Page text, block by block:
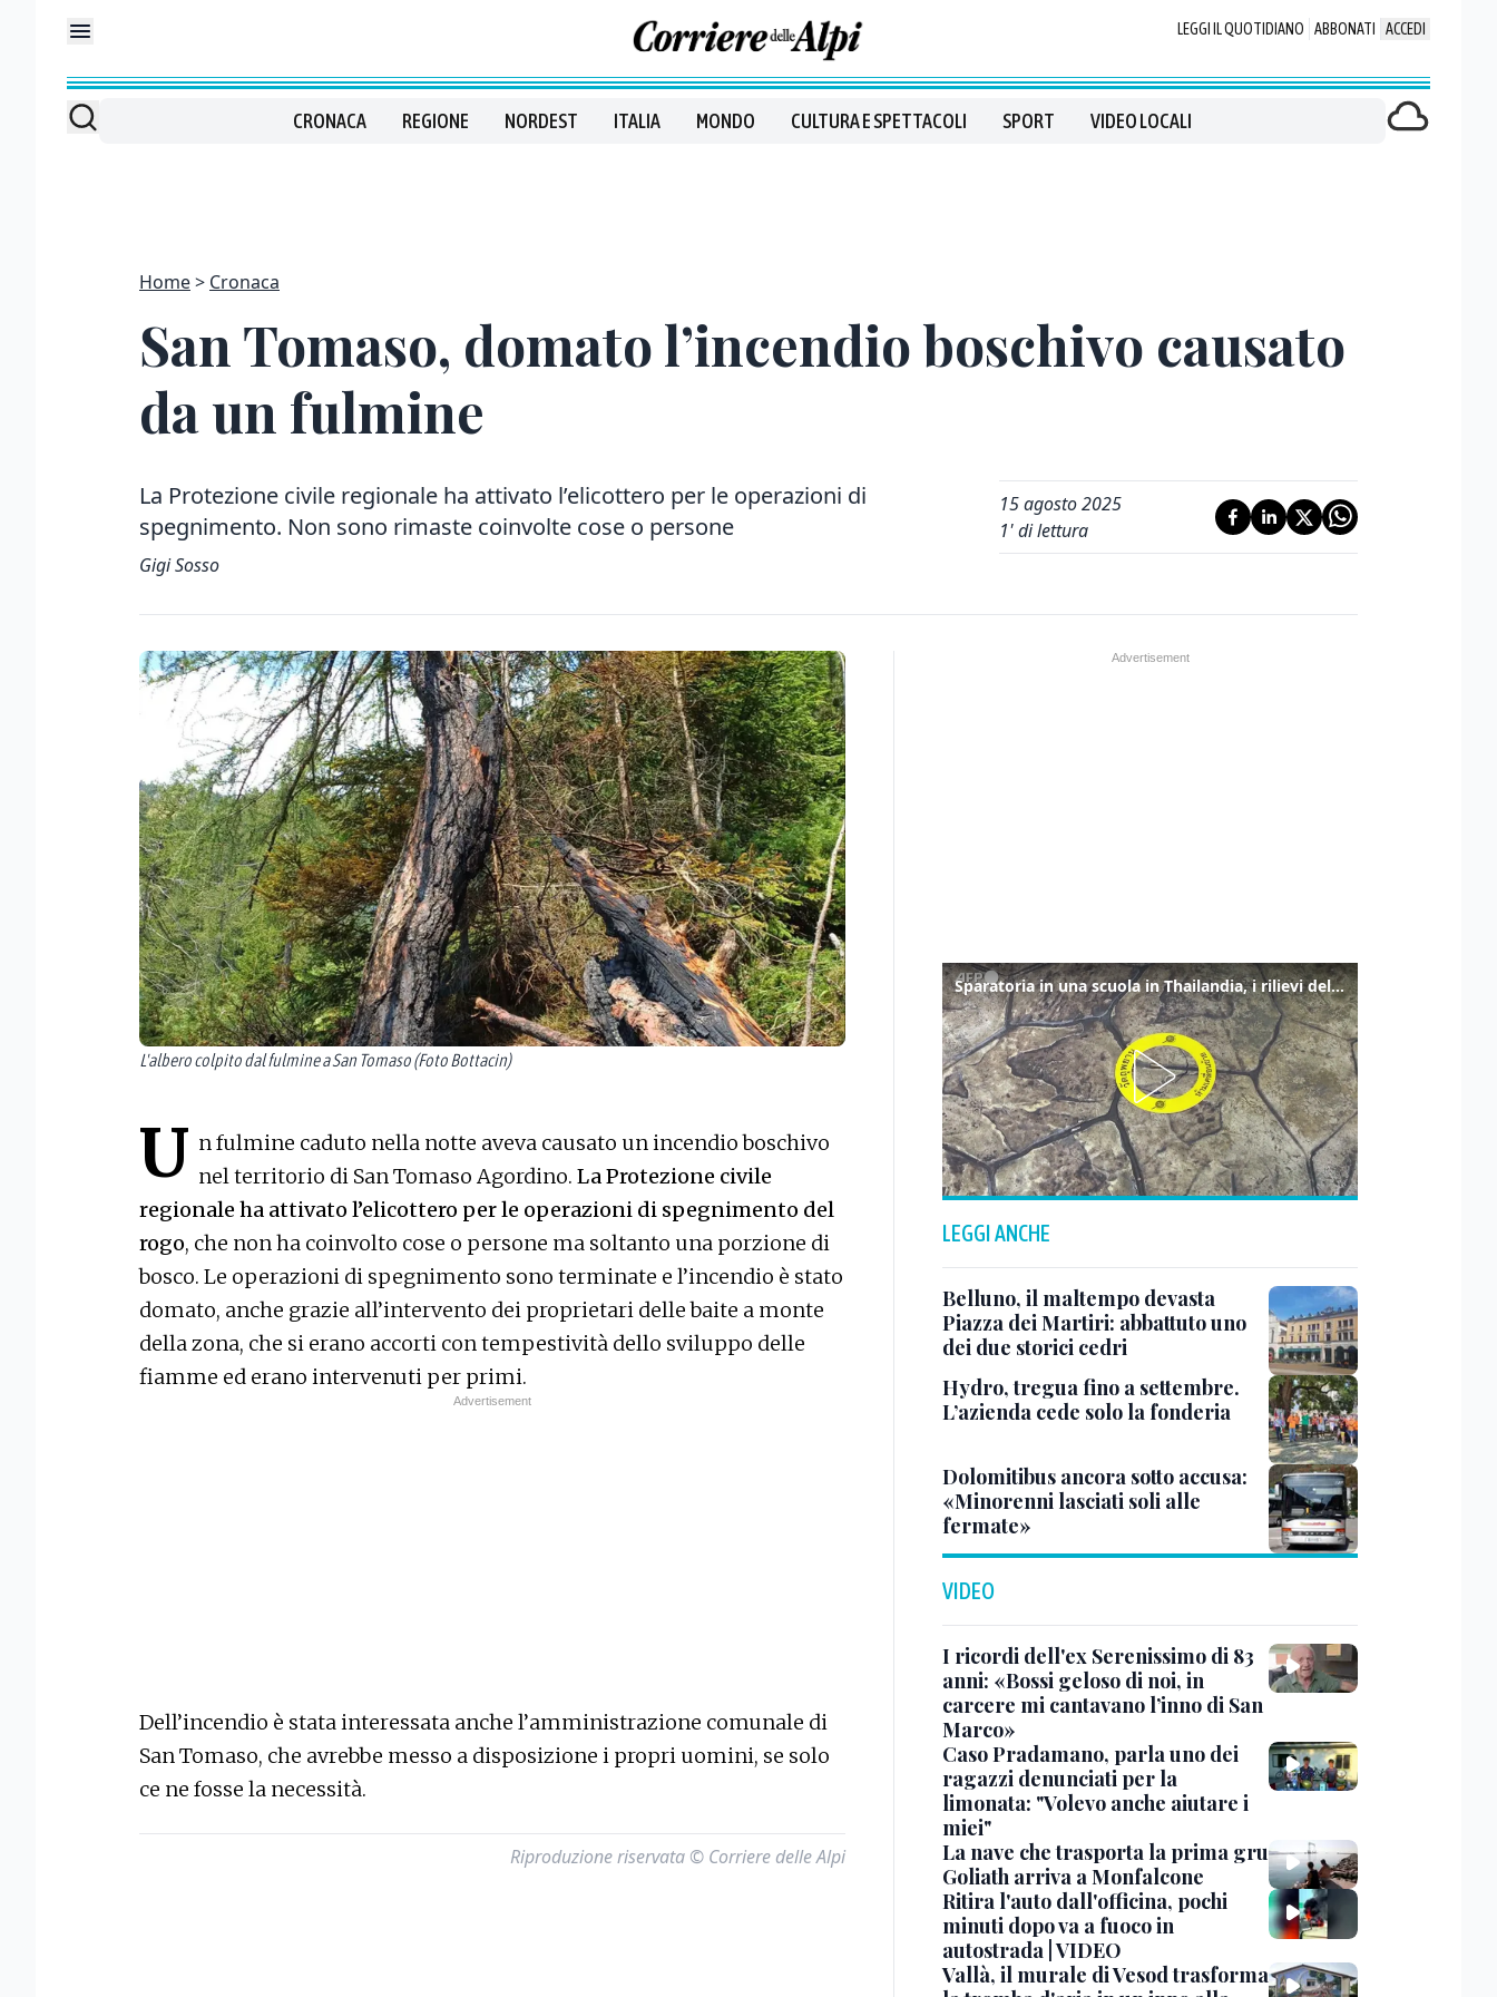
LEGGI IL QUOTIDIANO ABBONATI ACCEDI
CRONACA REGIONE NORDEST ITALIA MONDO CULTURA E SPETTACOLI SPORT VIDEO LOCALI
Home Cronaca
San Tomaso, domato l’incendio boschivo causato
da un fulmine
La Protezione civile regionale ha attivato l’elicottero per le operazioni di
spegnimento. Non sono rimaste coinvolte cose o persone
Gigi Sosso
15 agosto 2025
1' di lettura
L'albero colpito dal fulmine a San Tomaso (Foto Bottacin)
U n fulmine caduto nella notte aveva causato un incendio boschivo
nel territorio di San Tomaso Agordino. La Protezione civile
regionale ha attivato l’elicottero per le operazioni di spegnimento del
rogo, che non ha coinvolto cose o persone ma soltanto una porzione di
bosco. Le operazioni di spegnimento sono terminate e l’incendio è stato
domato, anche grazie all’intervento dei proprietari delle baite a monte
della zona, che si erano accorti con tempestività dello sviluppo delle
fiamme ed erano intervenuti per primi.
Dell’incendio è stata interessata anche l’amministrazione comunale di
San Tomaso, che avrebbe messo a disposizione i propri uomini, se solo
ce ne fosse la necessità.
Riproduzione riservata © Corriere delle Alpi
Sparatoria in una scuola in Thailandia, i rilievi della polizia
LEGGI ANCHE
Belluno, il maltempo devasta
Piazza dei Martiri: abbattuto uno
dei due storici cedri
Hydro, tregua fino a settembre.
L’azienda cede solo la fonderia
Dolomitibus ancora sotto accusa:
«Minorenni lasciati soli alle
fermate»
VIDEO
I ricordi dell'ex Serenissimo di 83
anni: «Bossi geloso di noi, in
carcere mi cantavano l’inno di San
Marco»
Caso Pradamano, parla uno dei
ragazzi denunciati per la
limonata: "Volevo anche aiutare i
miei"
La nave che trasporta la prima gru
Goliath arriva a Monfalcone
Ritira l'auto dall'officina, pochi
minuti dopo va a fuoco in
autostrada | VIDEO
Vallà, il murale di Vesod trasforma